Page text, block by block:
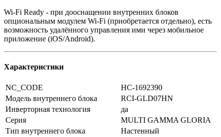
Wi-Fi Ready - при дооснащении внутренних блоков
опциональным модулем Wi-Fi (приобретается отдельно), есть
возможность удалённого управления ими через мобильное
приложение (iOS/Android).
Характеристики
NC_CODE
НС-1692390
Модель внутреннего блока
RCI-GLD07HN
Инверторная технология
да
Серия
MULTI GAMMA GLORIA
Тип внутреннего блока
Настенный